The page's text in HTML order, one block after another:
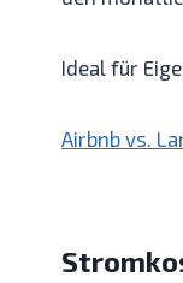
Ideal für
Airbnb vs.